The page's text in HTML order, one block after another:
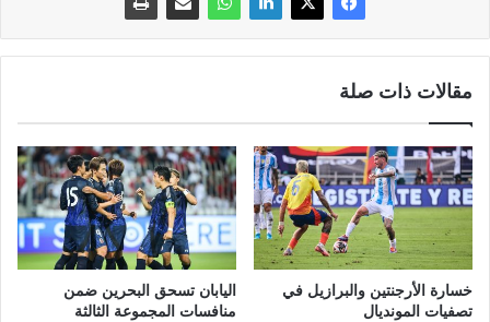
مقالات ذات صلة
خسارة الأرجنتين والبرازيل في
تصفيات المونديال
اليابان تسحق البحرين ضمن
منافسات المجموعة الثالثة